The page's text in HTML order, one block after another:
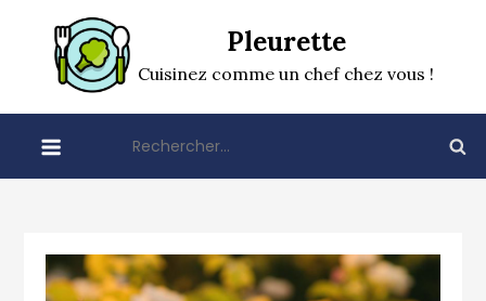
content
Pleurette
Cuisinez comme un chef chez vous !